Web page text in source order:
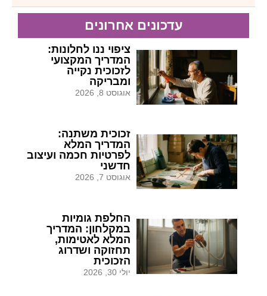
עדכונים אחרונים
ציפוי ננו לחלונות:
המדריך המקצועי
לזכוכית נקייה
ומבריקה
אוגוסט 8, 2026
זכוכית משתנה:
המדריך המלא
לפרטיות חכמה ועיצוב
חדשני
אוגוסט 7, 2026
החלפת גומיות
במקלחון: המדריך
המלא לאטימות,
תחזוקה ושדרוג
הזכוכית
יולי 30, 2026